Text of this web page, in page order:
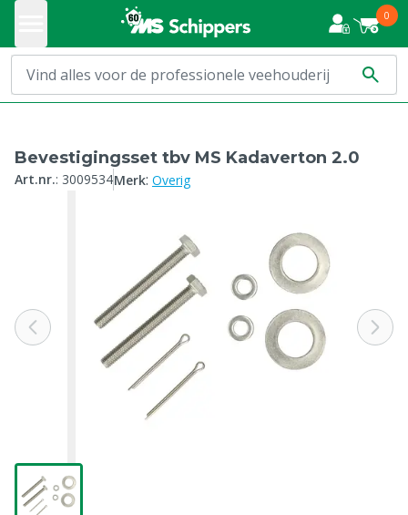
0
Bevestigingsset tbv MS Kadaverton 2.0
Art.nr.: 3009534Merk: Overig